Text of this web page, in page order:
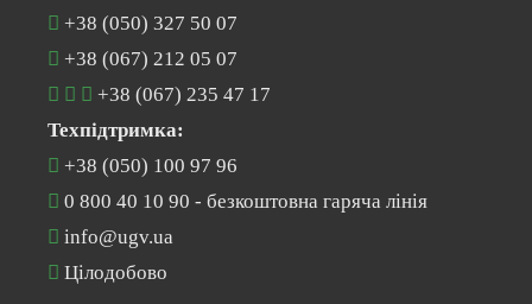
+38 (050) 327 50 07
+38 (067) 212 05 07
+38 (067) 235 47 17
Техпідтримка:
+38 (050) 100 97 96
0 800 40 10 90 - безкоштовна гаряча лінія
info@ugv.ua
Цілодобово